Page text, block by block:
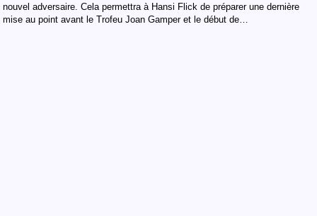
nouvel adversaire. Cela permettra à Hansi Flick de préparer une dernière
mise au point avant le Trofeu Joan Gamper et le début de…